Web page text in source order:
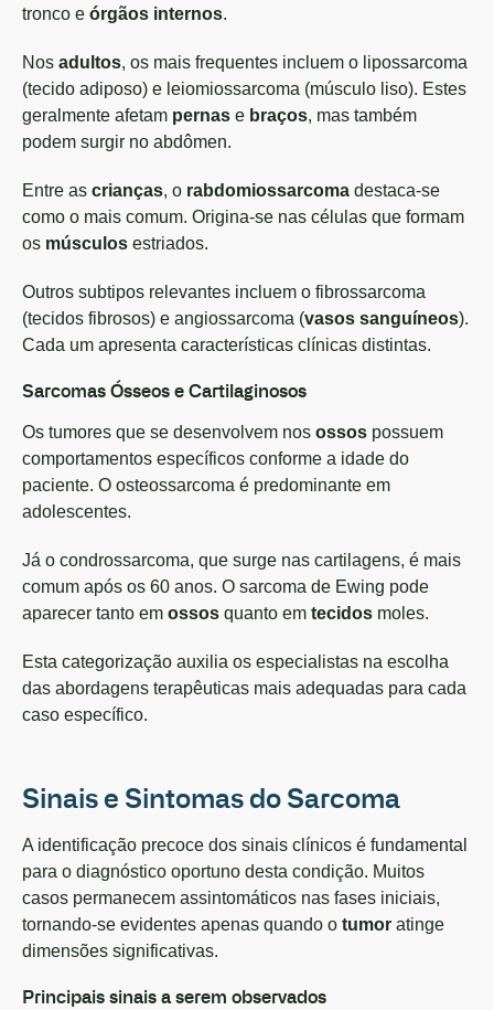
tronco e órgãos internos.
Nos adultos, os mais frequentes incluem o lipossarcoma
(tecido adiposo) e leiomiossarcoma (músculo liso). Estes
geralmente afetam pernas e braços, mas também
podem surgir no abdômen.
Entre as crianças, o rabdomiossarcoma destaca-se
como o mais comum. Origina-se nas células que formam
os músculos estriados.
Outros subtipos relevantes incluem o fibrossarcoma
(tecidos fibrosos) e angiossarcoma (vasos sanguíneos).
Cada um apresenta características clínicas distintas.
Sarcomas Ósseos e Cartilaginosos
Os tumores que se desenvolvem nos ossos possuem
comportamentos específicos conforme a idade do
paciente. O osteossarcoma é predominante em
adolescentes.
Já o condrossarcoma, que surge nas cartilagens, é mais
comum após os 60 anos. O sarcoma de Ewing pode
aparecer tanto em ossos quanto em tecidos moles.
Esta categorização auxilia os especialistas na escolha
das abordagens terapêuticas mais adequadas para cada
caso específico.
Sinais e Sintomas do Sarcoma
A identificação precoce dos sinais clínicos é fundamental
para o diagnóstico oportuno desta condição. Muitos
casos permanecem assintomáticos nas fases iniciais,
tornando-se evidentes apenas quando o tumor atinge
dimensões significativas.
Principais sinais a serem observados